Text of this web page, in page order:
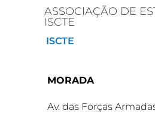
ASSOCIAÇÃO DE
ISCTE
ISCTE
MORADA
Av. das Forças